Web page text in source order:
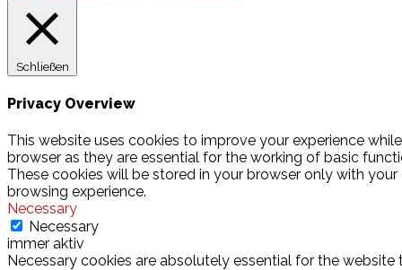
Schließen
Privacy Overview
This website uses cookies to improve your experience
browser as they are essential for the working of basic
These cookies will be stored in your browser only with
browsing experience.
Necessary
Necessary
immer aktiv
Necessary cookies are absolutely essential for the